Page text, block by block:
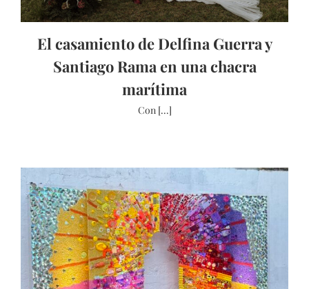
El casamiento de Delfina Guerra y
Santiago Rama en una chacra
marítima
Con [...]